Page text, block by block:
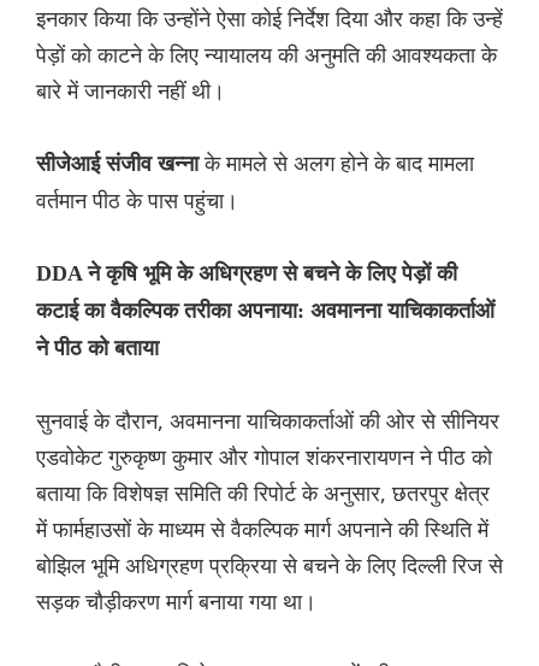
इनकार किया कि उन्होंने ऐसा कोई निर्देश दिया और कहा कि उन्हें
पेड़ों को काटने के लिए न्यायालय की अनुमति की आवश्यकता के
बारे में जानकारी नहीं थी।
सीजेआई संजीव खन्नाके मामले से अलग होने के बाद मामला
वर्तमान पीठ के पास पहुंचा।
DDA ने कृषि भूमि के अधिग्रहण से बचने के लिए पेड़ों की
कटाई का वैकल्पिक तरीका अपनाया: अवमानना ​​याचिकाकर्ताओं
ने पीठ को बताया
सुनवाई के दौरान, अवमानना ​​याचिकाकर्ताओं की ओर से सीनियर
एडवोकेट गुरुकृष्ण कुमार और गोपाल शंकरनारायणन ने पीठ को
बताया कि विशेषज्ञ समिति की रिपोर्ट के अनुसार, छतरपुर क्षेत्र
में फार्महाउसों के माध्यम से वैकल्पिक मार्ग अपनाने की स्थिति में
बोझिल भूमि अधिग्रहण प्रक्रिया से बचने के लिए दिल्ली रिज से
सड़क चौड़ीकरण मार्ग बनाया गया था।